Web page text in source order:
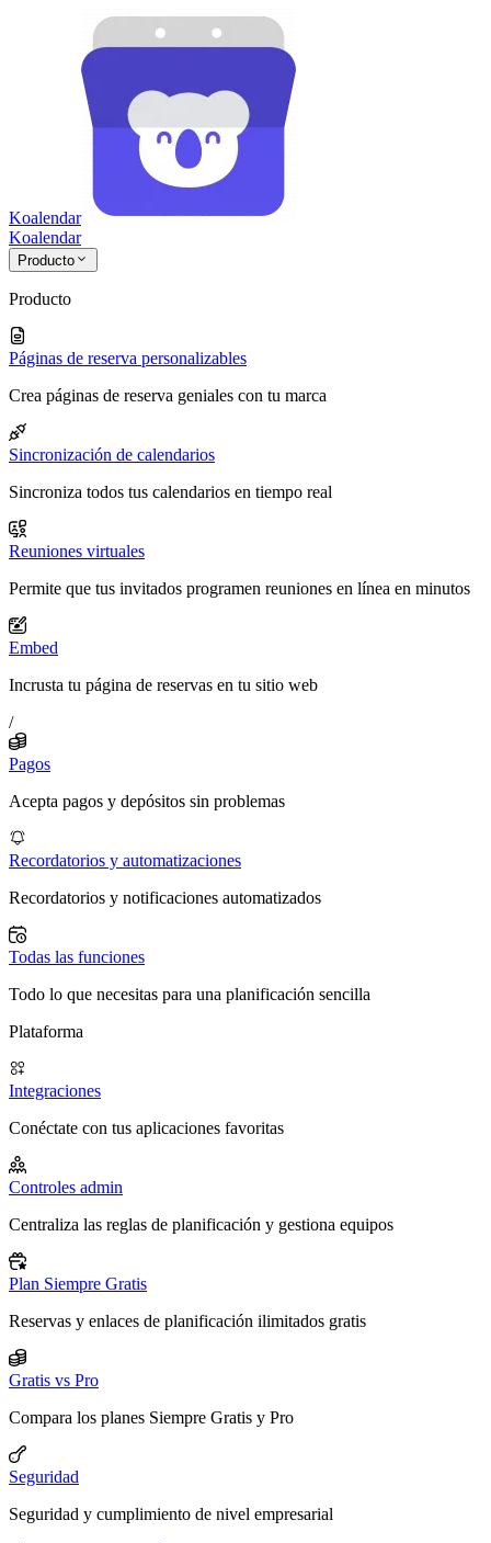
Koalendar
Koalendar
Producto
Producto
Páginas de reserva personalizables
Crea páginas de reserva geniales con tu marca
Sincronización de calendarios
Sincroniza todos tus calendarios en tiempo real
Reuniones virtuales
Permite que tus invitados programen reuniones en línea en minutos
Embed
Incrusta tu página de reservas en tu sitio web
/
Pagos
Acepta pagos y depósitos sin problemas
Recordatorios y automatizaciones
Recordatorios y notificaciones automatizados
Todas las funciones
Todo lo que necesitas para una planificación sencilla
Plataforma
Integraciones
Conéctate con tus aplicaciones favoritas
Controles admin
Centraliza las reglas de planificación y gestiona equipos
Plan Siempre Gratis
Reservas y enlaces de planificación ilimitados gratis
Gratis vs Pro
Compara los planes Siempre Gratis y Pro
Seguridad
Seguridad y cumplimiento de nivel empresarial